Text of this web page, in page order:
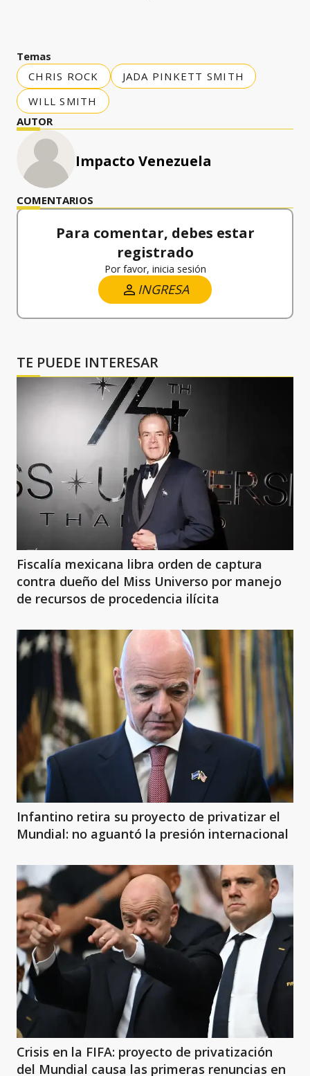
Temas
CHRIS ROCK
JADA PINKETT SMITH
WILL SMITH
AUTOR
Impacto Venezuela
COMENTARIOS
Para comentar, debes estar
registrado
Por favor, inicia sesión
INGRESA
TE PUEDE INTERESAR
Fiscalía mexicana libra orden de captura
contra dueño del Miss Universo por manejo
de recursos de procedencia ilícita
Infantino retira su proyecto de privatizar el
Mundial: no aguantó la presión internacional
Crisis en la FIFA: proyecto de privatización
del Mundial causa las primeras renuncias en